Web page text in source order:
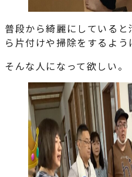
普段から綺麗にしている
ら片付けや掃除をするよう
そんな人になって欲しい。